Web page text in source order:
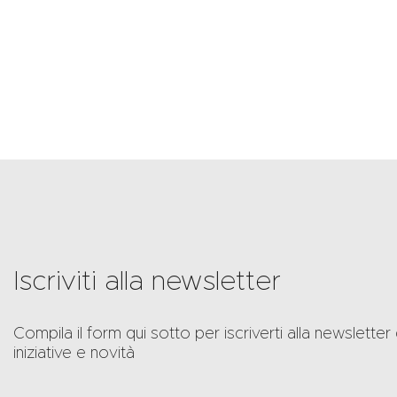
Iscriviti alla newsletter
Compila il form qui sotto per iscriverti alla
iniziative e novità